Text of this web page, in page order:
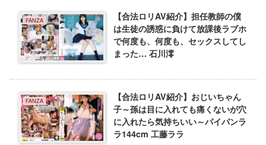
FANZA
【合法ロリAV紹介】担任教師の僕
は生徒の誘惑に負けて放課後ラブホ
で何度も、何度も、セックスしてし
まった… 石川澪
FANZA
【合法ロリAV紹介】おじいちゃん
子～孫は目に入れても痛くないが穴
に入れたら気持ちいい～パイパンラ
ラ144cm 工藤ララ